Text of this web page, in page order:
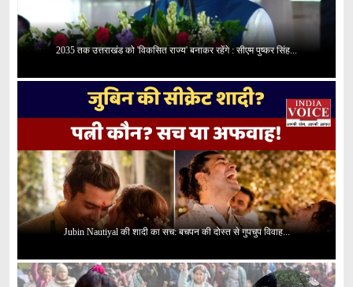
2035 तक उत्तराखंड को 'विकसित राज्य' बनाकर रहेंगे : सीएम पुष्कर सिंह...
Jubin Nautiyal की शादी का सच: बचपन की दोस्त से गुपचुप विवाह...